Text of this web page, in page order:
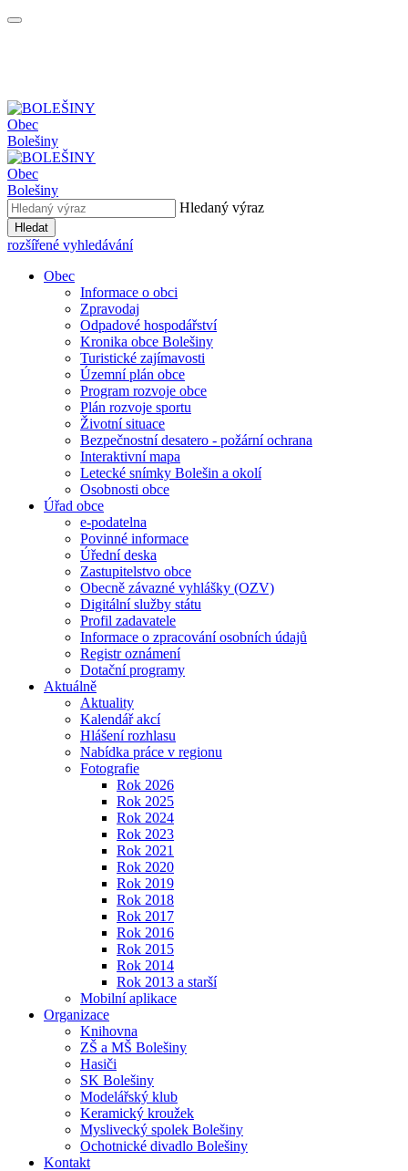
Obec
Bolešiny
Obec
Bolešiny
Hledaný výraz
Hledat
rozšířené vyhledávání
Obec
Informace o obci
Zpravodaj
Odpadové hospodářství
Kronika obce Bolešiny
Turistické zajímavosti
Územní plán obce
Program rozvoje obce
Plán rozvoje sportu
Životní situace
Bezpečnostní desatero - požární ochrana
Interaktivní mapa
Letecké snímky Bolešin a okolí
Osobnosti obce
Úřad obce
e-podatelna
Povinné informace
Úřední deska
Zastupitelstvo obce
Obecně závazné vyhlášky (OZV)
Digitální služby státu
Profil zadavatele
Informace o zpracování osobních údajů
Registr oznámení
Dotační programy
Aktuálně
Aktuality
Kalendář akcí
Hlášení rozhlasu
Nabídka práce v regionu
Fotografie
Rok 2026
Rok 2025
Rok 2024
Rok 2023
Rok 2021
Rok 2020
Rok 2019
Rok 2018
Rok 2017
Rok 2016
Rok 2015
Rok 2014
Rok 2013 a starší
Mobilní aplikace
Organizace
Knihovna
ZŠ a MŠ Bolešiny
Hasiči
SK Bolešiny
Modelářský klub
Keramický kroužek
Myslivecký spolek Bolešiny
Ochotnické divadlo Bolešiny
Kontakt